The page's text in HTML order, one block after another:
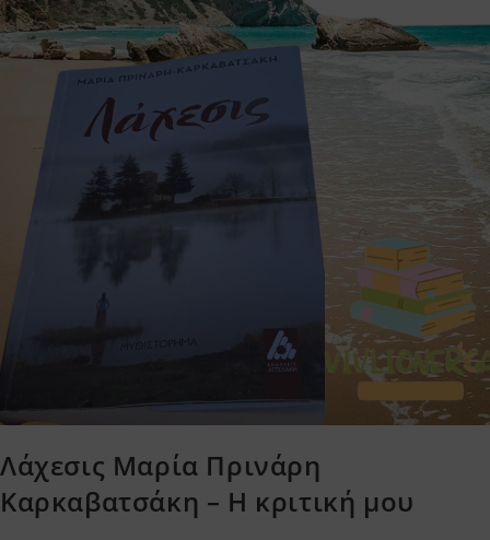
Λάχεσις Μαρία Πρινάρη
Καρκαβατσάκη – Η κριτική μου